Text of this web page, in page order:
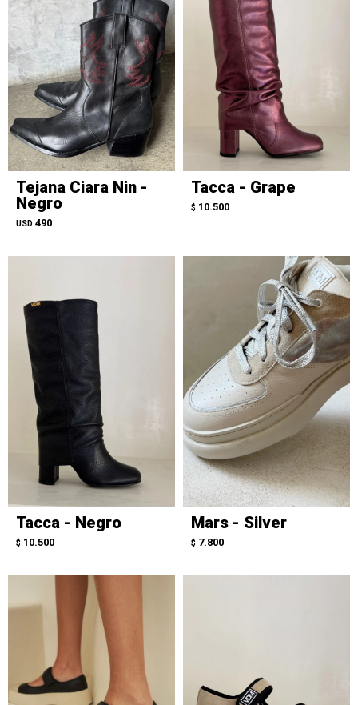
Tejana Ciara Nin -
Negro
USD 490
Tacca - Grape
$ 10.500
Tacca - Negro
$ 10.500
Mars - Silver
$ 7.800